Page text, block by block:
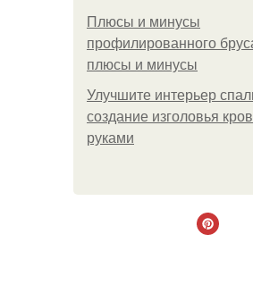
Плюсы и минусы
профилированного
плюсы и минусы
Улучшите интерьер
создание изголовья
руками